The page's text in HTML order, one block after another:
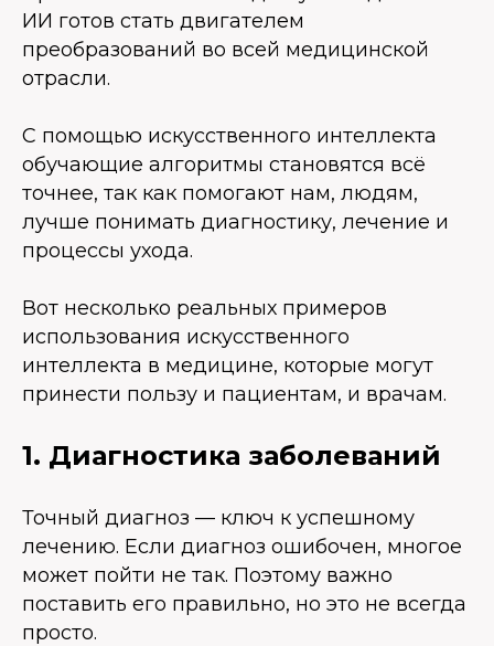
ИИ готов стать двигателем
преобразований во всей медицинской
отрасли.
С помощью искусственного интеллекта
обучающие алгоритмы становятся всё
точнее, так как помогают нам, людям,
лучше понимать диагностику, лечение и
процессы ухода.
Вот несколько реальных примеров
использования искусственного
интеллекта в медицине, которые могут
принести пользу и пациентам, и врачам.
1. Диагностика заболеваний
Точный диагноз — ключ к успешному
лечению. Если диагноз ошибочен, многое
может пойти не так. Поэтому важно
поставить его правильно, но это не всегда
просто.